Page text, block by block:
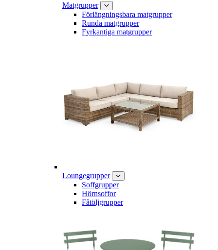
Matgrupper
Förlängningsbara matgrupper
Runda matgrupper
Fyrkantiga matgrupper
Loungegrupper
Soffgrupper
Hörnsoffor
Fåtöljgrupper